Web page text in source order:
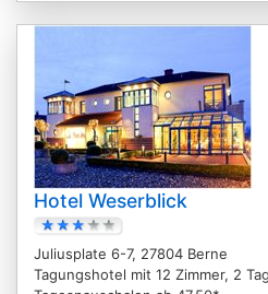
Hotel Weserblick
Juliusplate 6-7, 27804 Berne
Tagungshotel mit 12 Zimmer, 2